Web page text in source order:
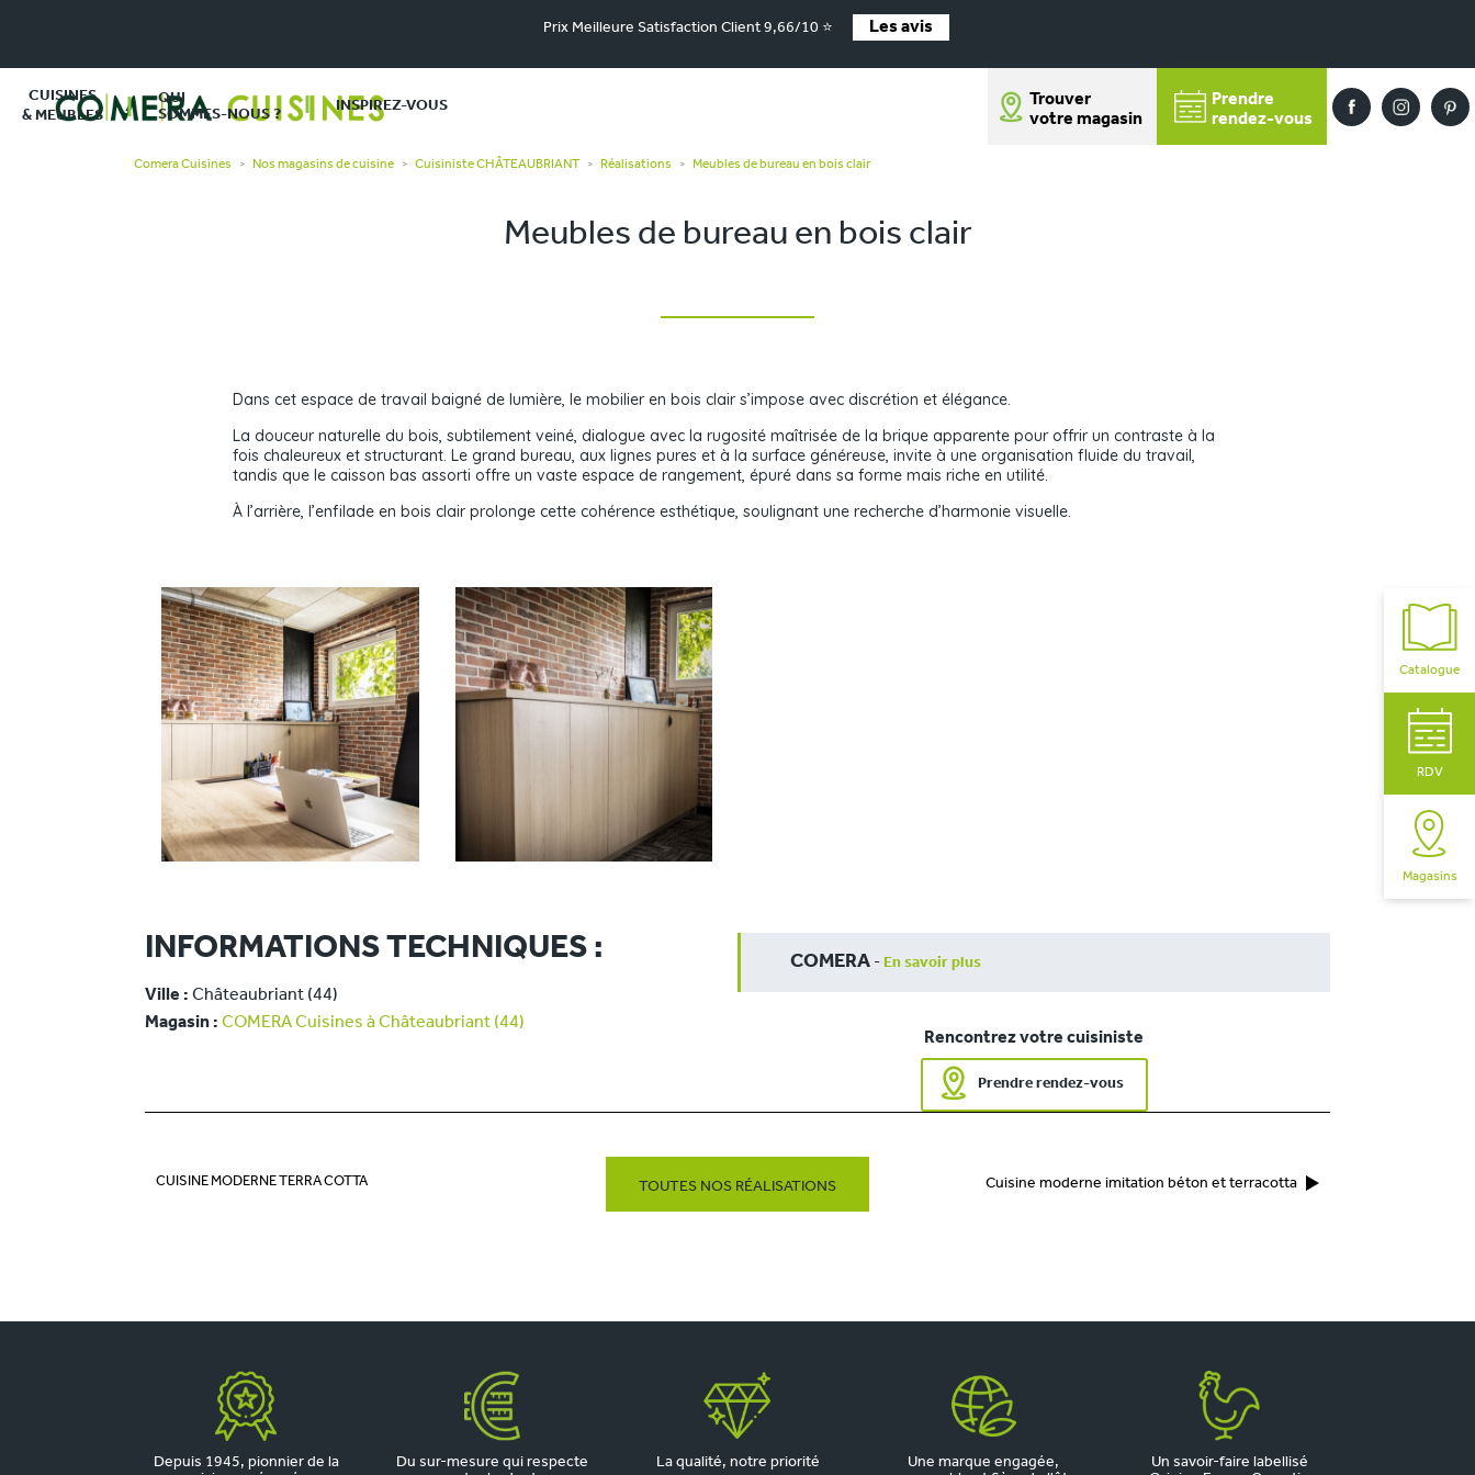
Prix Meilleure Satisfaction Client 9,66/10 ⭐ Les avis
CUISINES
& MEUBLES
QUI
SOMMES-NOUS ?
INSPIREZ-VOUS
Trouver
votre magasin
Prendre
rendez-vous
Catalogue
RDV
Magasins
Comera Cuisines > Nos magasins de cuisine > Cuisiniste CHÂTEAUBRIANT > Réalisations > Meubles de bureau en bois clair
Meubles de bureau en bois clair
Dans cet espace de travail baigné de lumière, le mobilier en bois clair s’impose avec discrétion et élégance.
La douceur naturelle du bois, subtilement veiné, dialogue avec la rugosité maîtrisée de la brique apparente pour offrir un contraste à la
fois chaleureux et structurant. Le grand bureau, aux lignes pures et à la surface généreuse, invite à une organisation fluide du travail,
tandis que le caisson bas assorti offre un vaste espace de rangement, épuré dans sa forme mais riche en utilité.
À l’arrière, l’enfilade en bois clair prolonge cette cohérence esthétique, soulignant une recherche d’harmonie visuelle.
INFORMATIONS TECHNIQUES :
Ville : Châteaubriant (44)
Magasin : COMERA Cuisines à Châteaubriant (44)
COMERA - En savoir plus
Rencontrez votre cuisiniste
Prendre rendez-vous
CUISINE MODERNE TERRA COTTA TOUTES NOS RÉALISATIONS Cuisine moderne imitation béton et terracotta
Depuis 1945, pionnier de la
Du sur-mesure qui respecte
La qualité, notre priorité
Une marque engagée,
Un savoir-faire labellisé